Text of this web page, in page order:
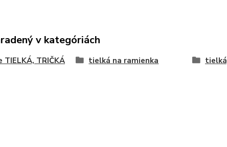
v kategóriách
TIELKÁ, TRIČKÁ tielká na ramienka